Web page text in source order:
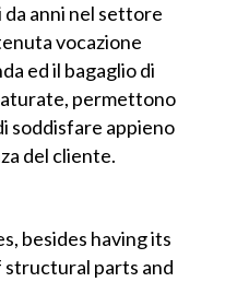
anni nel settore
vocazione
ed il bagaglio di
permettono
soddisfare appieno
del cliente.
besides having its
parts and